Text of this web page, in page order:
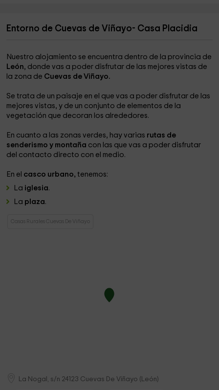
Entorno de Cuevas de Viñayo- Casa Placidia
Nuestro alojamiento se encuentra dentro de la provincia de
León, donde vas a poder disfrutar de las mejores vistas de
la zona de Cuevas de Viñayo.
Se trata de un paisaje en el que vas a poder disfrutar de las
mejores vistas, y de un conjunto de elementos de la
vegetación que decoran los alrededores.
En cuanto a las zonas verdes, hay varias rutas de
senderismo y montaña con las que vas a poder disfrutar
del contacto directo con el medio.
En el casco urbano,tenemos:
La iglesia.
La plaza.
Casas Rurales Cuevas De Viñayo
La Nogal, s/n 24123 Cuevas De Viñayo ( León)